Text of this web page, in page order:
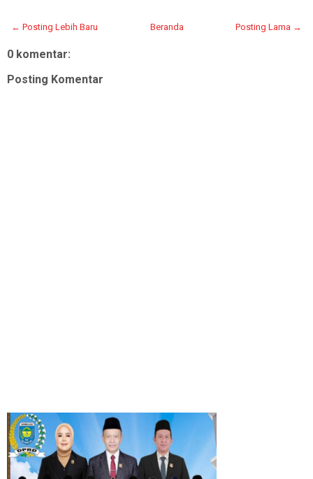
← Posting Lebih Baru Posting Lama →
Beranda
0 komentar:
Posting Komentar